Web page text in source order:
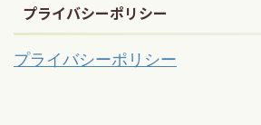
プライバシーポリシー
プライバシーポリシー